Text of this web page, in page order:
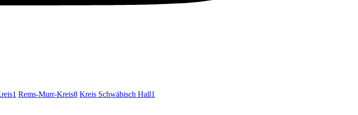
1 Rems-Murr-Kreis8 Kreis Schwäbisch Hall1